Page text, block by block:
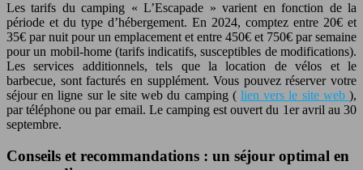
Les tarifs du camping « L’Escapade » varient en fonction de la
période et du type d’hébergement. En 2024, comptez entre 20€ et
35€ par nuit pour un emplacement et entre 450€ et 750€ par semaine
pour un mobil-home (tarifs indicatifs, susceptibles de modifications).
Les services additionnels, tels que la location de vélos et le
barbecue, sont facturés en supplément. Vous pouvez réserver votre
séjour en ligne sur le site web du camping ( lien vers le site web ),
par téléphone ou par email. Le camping est ouvert du 1er avril au 30
septembre.
Conseils et recommandations : un séjour optimal en